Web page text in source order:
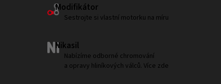
Modifikátor
Sestrojte si vlastní motorku na míru
Nikasil
Nabízíme odborné chromování
a opravy hliníkových válců. Více zde